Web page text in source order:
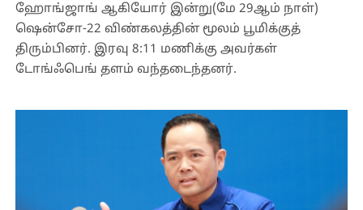
ஹோங்ஜாங் ஆகியோர் இன்று(மே 29ஆம் நாள்)
ஷென்சோ-22 விண்கலத்தின் மூலம் பூமிக்குத்
திரும்பினர். இரவு 8:11 மணிக்கு அவர்கள்
டோங்ஃபெங் தளம் வந்தடைந்தனர்.